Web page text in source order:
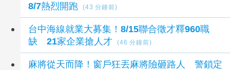
8/7熱烈開跑
(43 分鐘前)
台中海線就業大募集！8/15聯合徵才釋960職
缺 21家企業搶人才
(46 分鐘前)
麻將從天而降！窗戶狂丟麻將險砸路人 警鎖定